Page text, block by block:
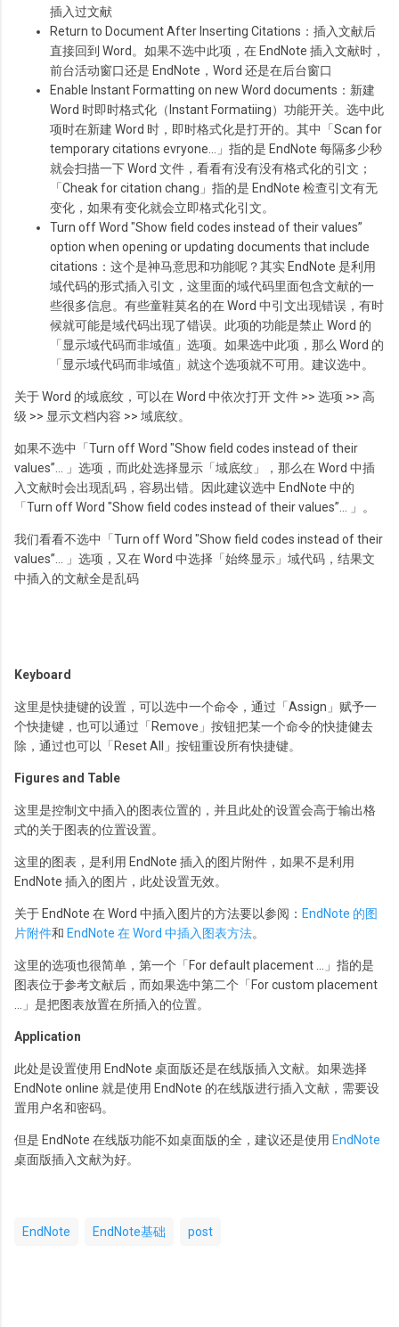
插入过文献
Return to Document After Inserting Citations：插入文献后
直接回到 Word。如果不选中此项，在 EndNote 插入文献时，
前台活动窗口还是 EndNote，Word 还是在后台窗口
Enable Instant Formatting on new Word documents：新建
Word 时即时格式化（Instant Formatiing）功能开关。选中此
项时在新建 Word 时，即时格式化是打开的。其中「Scan for
temporary citations evryone…」指的是 EndNote 每隔多少秒
就会扫描一下 Word 文件，看看有没有没有格式化的引文；
「Cheak for citation chang」指的是 EndNote 检查引文有无
变化，如果有变化就会立即格式化引文。
Turn off Word "Show field codes instead of their values”
option when opening or updating documents that include
citations：这个是神马意思和功能呢？其实 EndNote 是利用
域代码的形式插入引文，这里面的域代码里面包含文献的一
些很多信息。有些童鞋莫名的在 Word 中引文出现错误，有时
候就可能是域代码出现了错误。此项的功能是禁止 Word 的
「显示域代码而非域值」选项。如果选中此项，那么 Word 的
「显示域代码而非域值」就这个选项就不可用。建议选中。
关于 Word 的域底纹，可以在 Word 中依次打开 文件 >> 选项 >> 高
级 >> 显示文档内容 >> 域底纹。
如果不选中「Turn off Word "Show field codes instead of their
values”… 」选项，而此处选择显示「域底纹」，那么在 Word 中插
入文献时会出现乱码，容易出错。因此建议选中 EndNote 中的
「Turn off Word "Show field codes instead of their values”… 」。
我们看看不选中「Turn off Word "Show field codes instead of their
values”… 」选项，又在 Word 中选择「始终显示」域代码，结果文
中插入的文献全是乱码
Keyboard
这里是快捷键的设置，可以选中一个命令，通过「Assign」赋予一
个快捷键，也可以通过「Remove」按钮把某一个命令的快捷健去
除，通过也可以「Reset All」按钮重设所有快捷键。
Figures and Table
这里是控制文中插入的图表位置的，并且此处的设置会高于输出格
式的关于图表的位置设置。
这里的图表，是利用 EndNote 插入的图片附件，如果不是利用
EndNote 插入的图片，此处设置无效。
关于 EndNote 在 Word 中插入图片的方法要以参阅： EndNote 的图
片附件和 EndNote 在 Word 中插入图表方法。
这里的选项也很简单，第一个「For default placement ...」指的是
图表位于参考文献后，而如果选中第二个「For custom placement
…」是把图表放置在所插入的位置。
Application
此处是设置使用 EndNote 桌面版还是在线版插入文献。如果选择
EndNote online 就是使用 EndNote 的在线版进行插入文献，需要设
置用户名和密码。
但是 EndNote 在线版功能不如桌面版的全，建议还是使用 EndNote
桌面版插入文献为好。
EndNote EndNote基础 post